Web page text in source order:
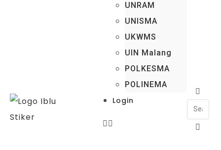
UNRAM
UNISMA
UKWMS
UIN Malang
POLKESMA
POLINEMA
Login